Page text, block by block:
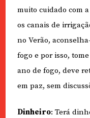
muito cuidado com
os canais de
no Verão,
fogo e por isso,
ano de fogo, deve
em paz, sem
Dinheiro: Terá